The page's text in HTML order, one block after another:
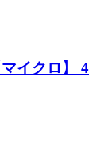
イクロ】 4